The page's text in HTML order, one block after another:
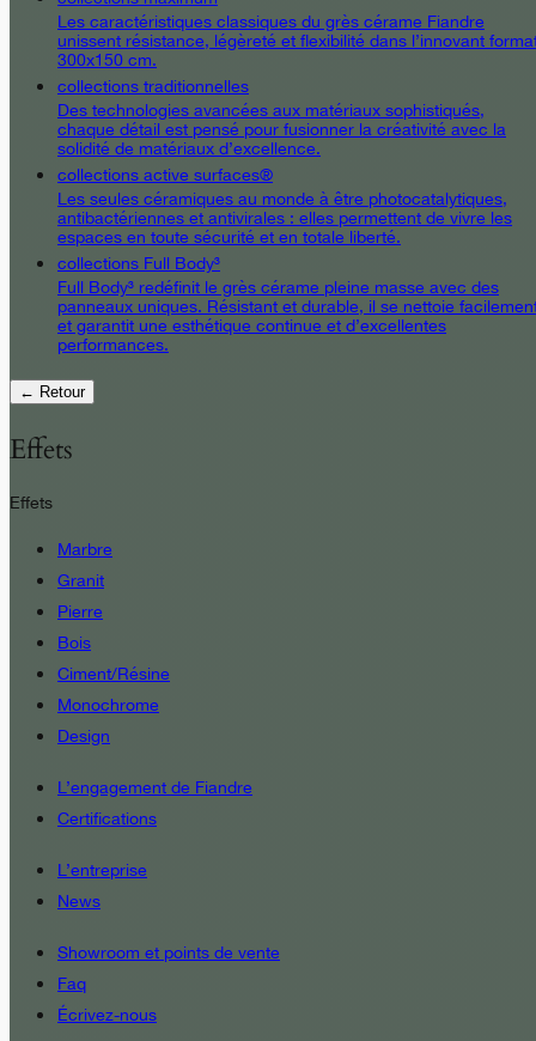
Les caractéristiques classiques du grès cérame Fiandre
unissent résistance, légèreté et flexibilité dans l’innovant
300x150 cm.
collections traditionnelles
Des technologies avancées aux matériaux sophistiqués,
chaque détail est pensé pour fusionner la créativité avec la
solidité de matériaux d’excellence.
collections active surfaces®
Les seules céramiques au monde à être photocatalytiques,
antibactériennes et antivirales : elles permettent de vivre les
espaces en toute sécurité et en totale liberté.
collections Full Body³
Full Body³ redéfinit le grès cérame pleine masse avec des
panneaux uniques. Résistant et durable, il se nettoie
et garantit une esthétique continue et d’excellentes
performances.
← Retour
Effets
Effets
Marbre
Granit
Pierre
Bois
Ciment/Résine
Monochrome
Design
L’engagement de Fiandre
Certifications
L’entreprise
News
Showroom et points de vente
Faq
Écrivez-nous